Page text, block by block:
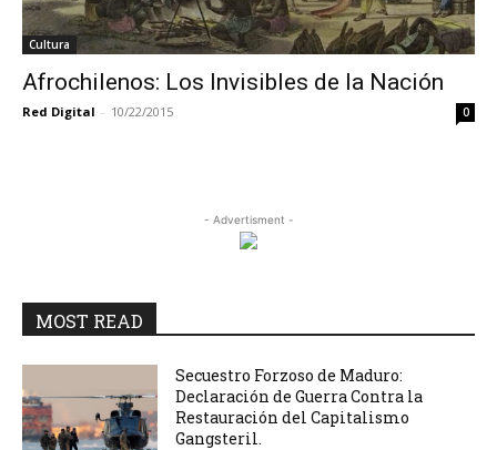
Cultura
Afrochilenos: Los Invisibles de la Nación
Red Digital - 10/22/2015 0
- Advertisment -
MOST READ
Secuestro Forzoso de Maduro:
Declaración de Guerra Contra la
Restauración del Capitalismo
Gangsteril.